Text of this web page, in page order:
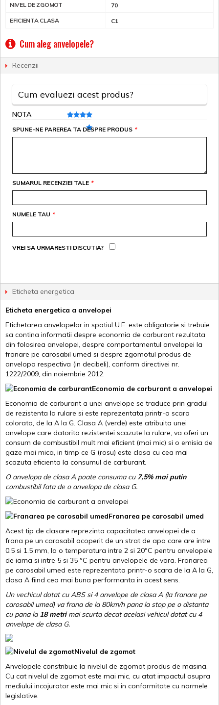
NIVEL DE ZGOMOT 70
EFICIENTA CLASA C1
Cum aleg anvelopele?
Recenzii
Cum evaluezi acest produs?
NOTA
*
SPUNE-NE PAREREA TA DESPRE PRODUS
*
SUMARUL RECENZIEI TALE
*
NUMELE TAU
VREI SA URMARESTI DISCUTIA?
Eticheta energetica
Eticheta energetica a anvelopei
Etichetarea anvelopelor in spatiul U.E. este obligatorie si trebuie
sa contina informatii despre economia de carburant rezultata
din folosirea anvelopei, despre comportamentul anvelopei la
franare pe carosabil umed si despre zgomotul produs de
anvelopa respectiva (in decibeli), conform directivei nr.
1222/2009, din noiembrie 2012.
Economia de carburant a anvelopei
Economia de carburant a unei anvelope se traduce prin gradul
de rezistenta la rulare si este reprezentata printr-o scara
colorata, de la A la G. Clasa A (verde) este atribuita unei
anvelope care datorita rezistentei scazute la rulare, va oferi un
consum de combustibil mult mai eficient (mai mic) si o emisia de
gaze mai mica, in timp ce G (rosu) este clasa cu cea mai
scazuta eficienta la consumul de carburant.
O anvelopa de clasa A poate consuma cu 7,5% mai putin
combustibil fata de o anvelopa de clasa G.
Franarea pe carosabil umed
Acest tip de clasare reprezinta capacitatea anvelopei de a
frana pe un carosabil acoperit de un strat de apa care are intre
0.5 si 1.5 mm, la o temperatura intre 2 si 20ºC pentru anvelopele
de iarna si intre 5 si 35 ºC pentru anvelopele de vara. Franarea
pe carosabil umed este reprezentata printr-o scara de la A la G,
clasa A fiind cea mai buna performanta in acest sens.
Un vechicul dotat cu ABS si 4 anvelope de clasa A (la franare pe
carosabil umed) va frana de la 80km/h pana la stop pe o distanta
cu pana la 18 metrimai scurta decat acelasi vehicul dotat cu 4
anvelope de clasa G.
Nivelul de zgomot
Anvelopele constribuie la nivelul de zgomot produs de masina.
Cu cat nivelul de zgomot este mai mic, cu atat impactul asupra
mediului incojurator este mai mic si in conformitate cu normele
legislative.